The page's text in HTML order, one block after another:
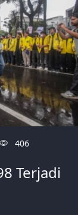
406
Terjadi